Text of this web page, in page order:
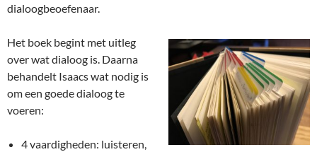
dialoogbeoefenaar.
Het boek begint met uitleg
over wat dialoog is. Daarna
behandelt Isaacs wat nodig is
om een goede dialoog te
voeren:
4 vaardigheden: luisteren,